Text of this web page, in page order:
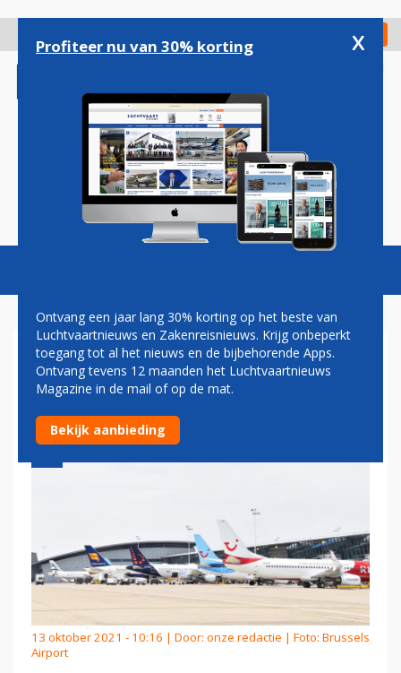
gaan
Check in
Magazine Podcasts Vacatures
BELGIË VOERT VLIEGTAKS IN
VOOR KORTE VLUCHTEN
13 oktober 2021 - 10:16 | Door: onze redactie | Foto: Brussels
Airport
Profiteer nu van 30% korting x
Ontvang een jaar lang 30% korting op het beste van
Luchtvaartnieuws en Zakenreisnieuws. Krijg onbeperkt
toegang tot al het nieuws en de bijbehorende Apps.
Ontvang tevens 12 maanden het Luchtvaartnieuws
Magazine in de mail of op de mat.
Bekijk aanbieding